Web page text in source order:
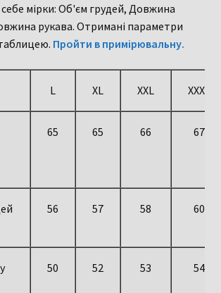
себе мірки: Об'єм грудей, Довжина
рукава. Отримані параметри
Пройти в примірювальну.
L XL XXL XXXL
65 65 66 67
56 57 58 60
50 52 53 54